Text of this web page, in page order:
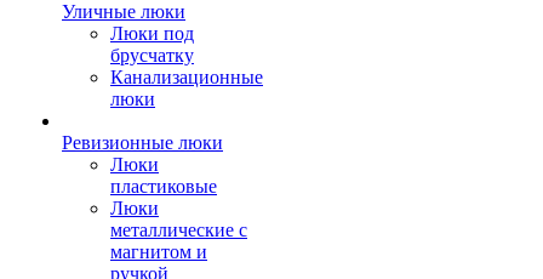
Уличные люки
Люки под
брусчатку
Канализационные
люки
Ревизионные люки
Люки
пластиковые
Люки
металлические с
магнитом и
ручкой